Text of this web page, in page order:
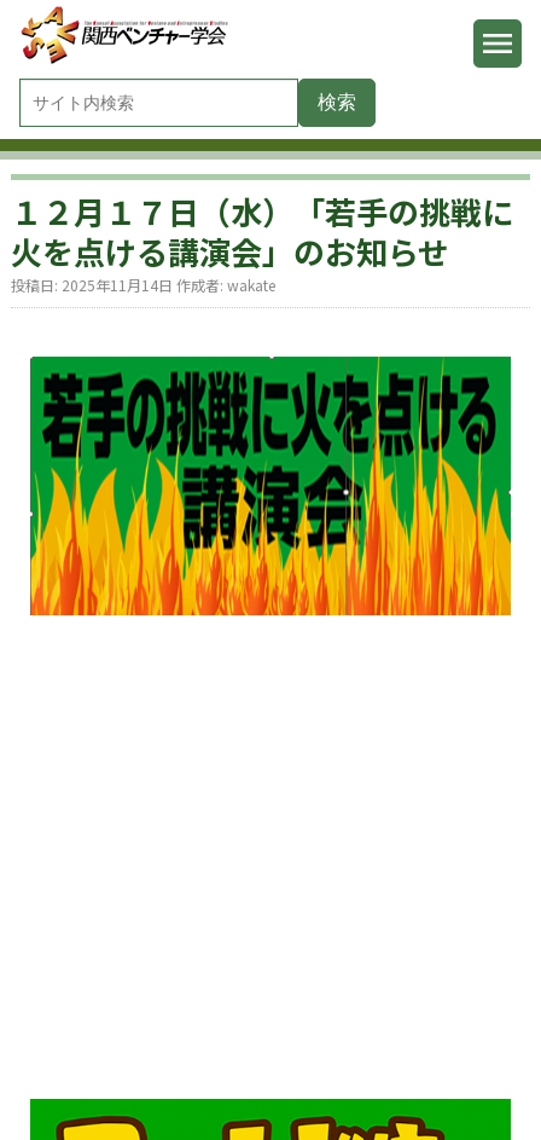
１２月１７日（水）「若手の挑戦に
火を点ける講演会」のお知らせ
投稿日: 2025年11月14日 作成者: wakate